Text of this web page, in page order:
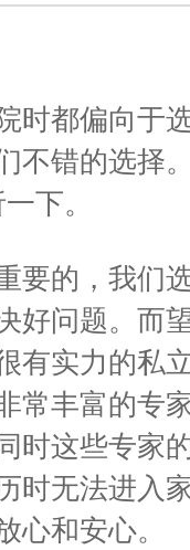
都偏向于选
不错的选择
下。
的，我们选
好问题。而
有实力的私
常丰富的专
时这些专家
时无法进入
心和安心。